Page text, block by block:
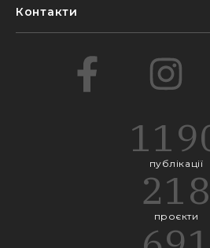
Контакти
публікації
218
проєкти